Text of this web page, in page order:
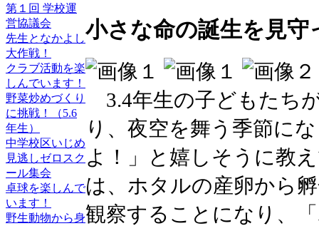
第１回 学校運
営協議会
先生となかよし
大作戦！
クラブ活動を楽
しんでいます！
野菜炒めづくり
に挑戦！（5.6
年生）
中学校区いじめ
見逃しゼロスク
ール集会
卓球を楽しんで
います！
野生動物から身
小さな命の誕生を見守
3.4年生の子どもたち
り、夜空を舞う季節に
よ！」と嬉しそうに教
は、ホタルの産卵から
観察することになり、